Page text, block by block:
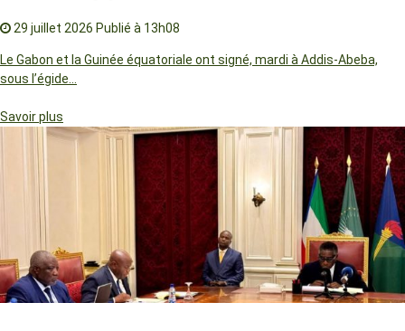
29 juillet 2026 Publié à 13h08
Le Gabon et la Guinée équatoriale ont signé, mardi à Addis-Abeba,
sous l’égide…
Savoir plus